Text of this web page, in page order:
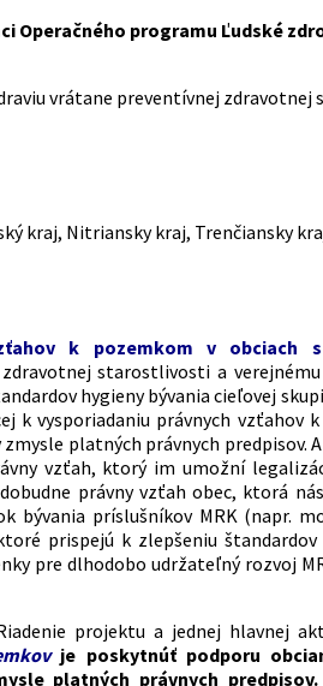
programu Ľudské
vrátane preventívnej
kraj, Nitriansky kraj, Trenčiansky
k pozemkom v obciach
starostlivosti a verejnému
hygieny bývania cieľovej
k vysporiadaniu právnych vzťahov
platných právnych predpisov.
vzťah, ktorý im umožní
právny vzťah obec, ktorá
bývania príslušníkov MRK (napr.
prispejú k zlepšeniu štandardov
pre dlhodobo udržateľný rozvoj
projektu a jednej hlavnej
je poskytnúť podporu
platných právnych predpisov.